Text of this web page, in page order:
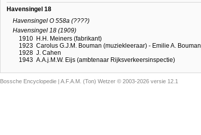
Havensingel 18
Havensingel O 558a (????)
Havensingel 18 (1909)
1910 H.H. Meiners (fabrikant)
1923 Carolus G.J.M. Bouman (muziekleeraar) - Emilie A.
1928 J. Cahen
1943 A.A.j.M.W. Eijs (ambtenaar Rijksverkeersinspectie)
Bossche Encyclopedie | A.F.A.M. (Ton) Wetzer © 2003-2026 versie 12.1